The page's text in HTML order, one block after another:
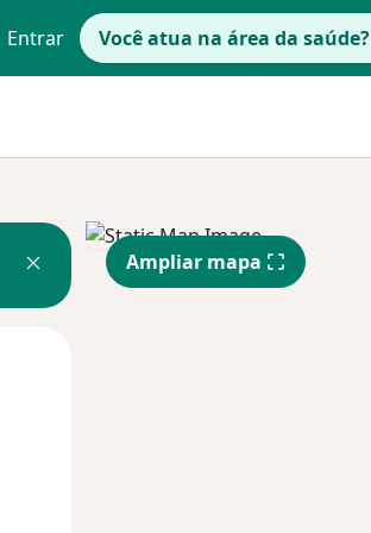
Entrar Você atua na área da saúde?
Ampliar mapa